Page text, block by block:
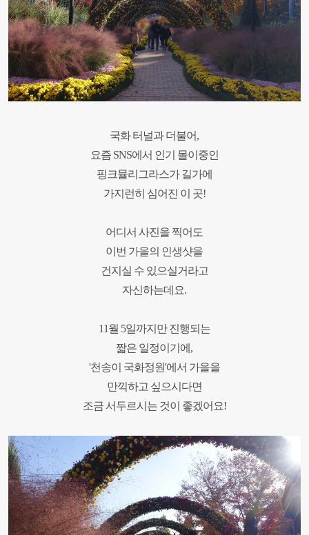
국화 터널과 더불어,
요즘 SNS에서 인기 몰이중인
핑크뮬리그라스가 길가에
가지런히 심어진 이 곳!
어디서 사진을 찍어도
이번 가을의 인생샷을
건지실 수 있으실거라고
자신하는데요.
11월 5일까지만 진행되는
짧은 일정이기에,
'천송이 국화정원'에서 가을을
만끽하고 싶으시다면
조금 서두르시는 것이 좋겠어요!